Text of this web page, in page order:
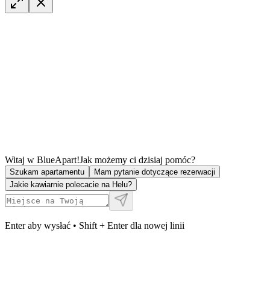
Witaj w BlueApart!Jak możemy ci dzisiaj pomóc?
Szukam apartamentu
Mam pytanie dotyczące rezerwacji
Jakie kawiarnie polecacie na Helu?
Enter aby wysłać • Shift + Enter dla nowej linii